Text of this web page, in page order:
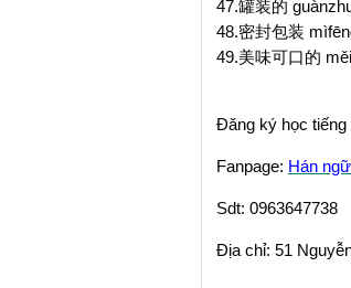
47.罐装的
48.密封包装
49.美味可口的
Đăng ký học tiếng
Fanpage: Hán
Sdt: 0963647738
Địa chỉ: 51